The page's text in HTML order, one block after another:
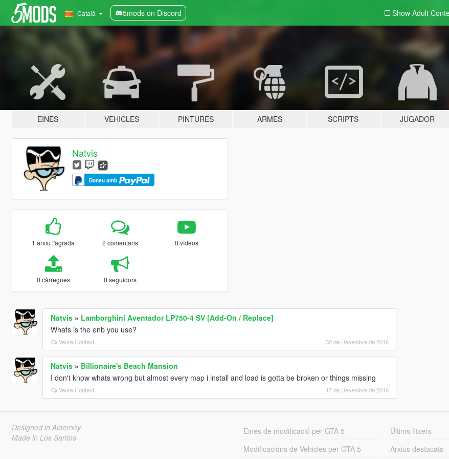
Català 5mods on Discord Show Adult
EINES VEHICLES PINTURES ARMES SCRIPTS JUGADOR
Natvis
Doneu amb
1 arxiu t'agrada 2 comentaris 0 vídeos
0 càrregues 0 seguidors
Natvis» Lamborghini Aventador LP750-4 SV [Add-On / Replace]
Whats is the enb you use?
Veure Context 30 de Desembre de 2016
Natvis» Billionaire's Beach Mansion
I don't know whats wrong but almost every map i install and load is gotta be broken or things missing
Veure Context 17 de Desembre de 2016
Designed in Alderney
Made in Los Santos
Eines de modificació per GTA 5
Modificacions de Vehicles per GTA 5
Últims fitxers
Arxius destacats